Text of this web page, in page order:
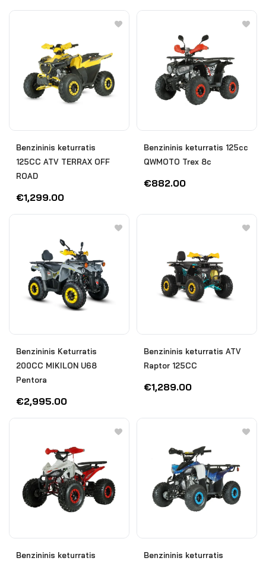
Benzininis keturratis
125CC ATV TERRAX OFF
ROAD
€1,299.00
Benzininis keturratis 125cc
QWMOTO Trex 8c
€882.00
Benzininis Keturratis
200CC MIKILON U68
Pentora
€2,995.00
Benzininis keturratis ATV
Raptor 125CC
€1,289.00
Benzininis keturratis
Benzininis keturratis